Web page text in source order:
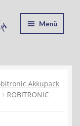
Menü
Akkupack
ROBITRONIC